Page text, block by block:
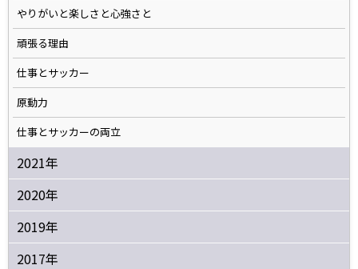
やりがいと楽しさと心強さと
頑張る理由
仕事とサッカー
原動力
仕事とサッカーの両立
2021年
2020年
2019年
2017年